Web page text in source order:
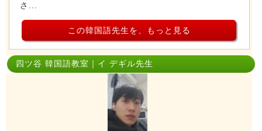
さ...
この韓国語先生を、もっと見る
四ツ谷 韓国語教室｜イ デギル先生